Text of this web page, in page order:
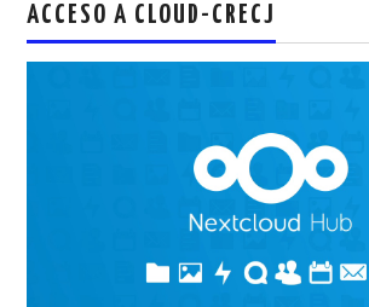
ACCESO A CLOUD-CRECJ